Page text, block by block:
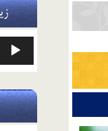
پخش‌کننده